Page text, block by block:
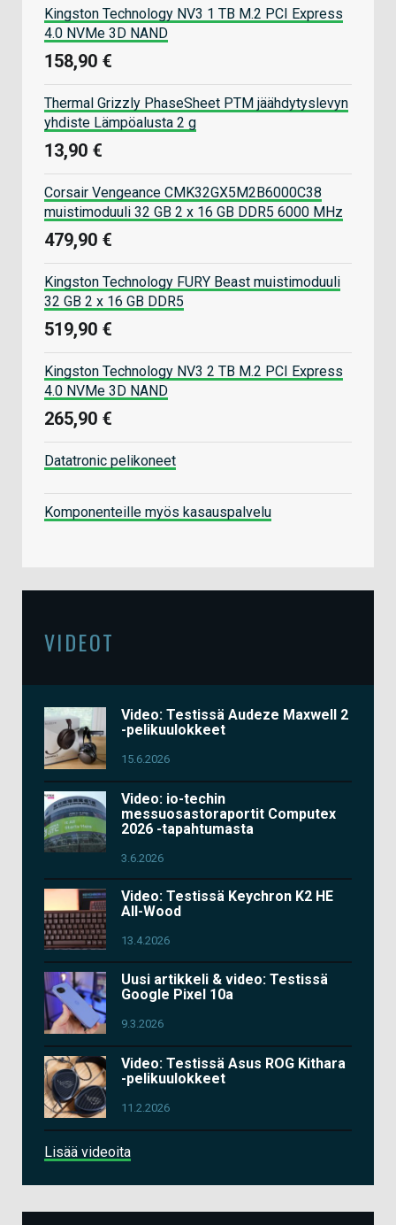
Kingston Technology NV3 1 TB M.2 PCI Express
4.0 NVMe 3D NAND
158,90 €
Thermal Grizzly PhaseSheet PTM jäähdytyslevyn
yhdiste Lämpöalusta 2 g
13,90 €
Corsair Vengeance CMK32GX5M2B6000C38
muistimoduuli 32 GB 2 x 16 GB DDR5 6000 MHz
479,90 €
Kingston Technology FURY Beast muistimoduuli
32 GB 2 x 16 GB DDR5
519,90 €
Kingston Technology NV3 2 TB M.2 PCI Express
4.0 NVMe 3D NAND
265,90 €
Datatronic pelikoneet
Komponenteille myös kasauspalvelu
VIDEOT
Video: Testissä Audeze Maxwell 2
-pelikuulokkeet
15.6.2026
Video: io-techin
messuosastoraportit Computex
2026 -tapahtumasta
3.6.2026
Video: Testissä Keychron K2 HE
All-Wood
13.4.2026
Uusi artikkeli & video: Testissä
Google Pixel 10a
9.3.2026
Video: Testissä Asus ROG Kithara
-pelikuulokkeet
11.2.2026
Lisää videoita